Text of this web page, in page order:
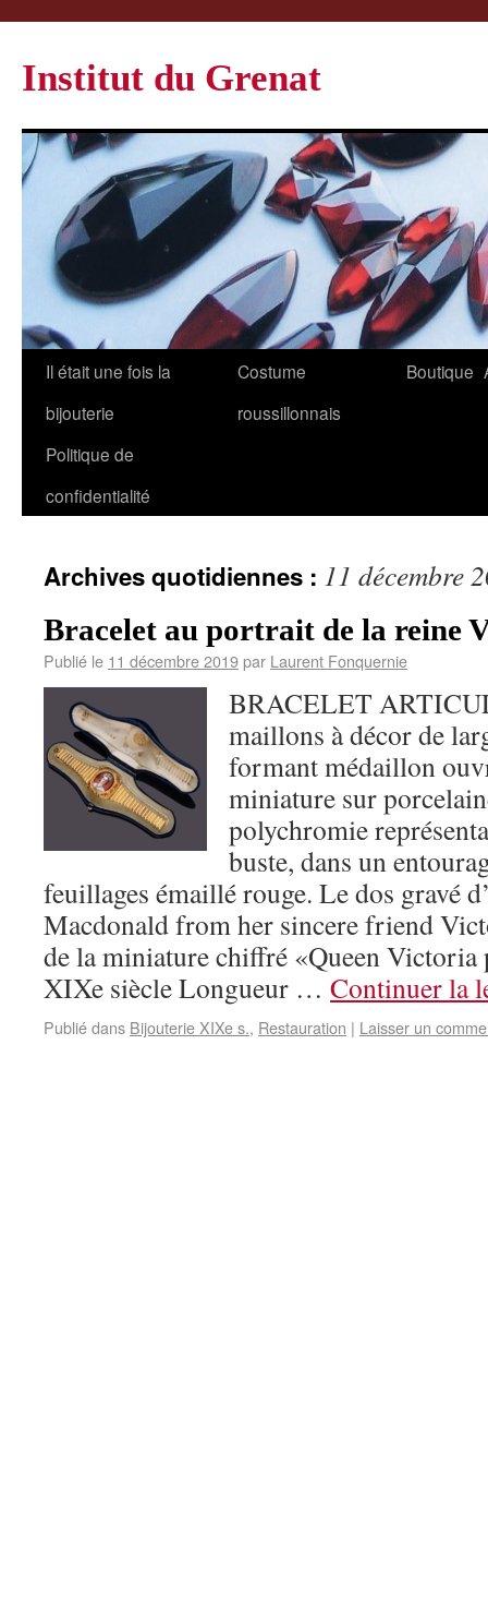
Institut du Grenat
Il était une fois la
bijouterie
Costume
roussillonnais
Boutique
Politique de
confidentialité
Archives quotidiennes : 11 décembre
Bracelet au portrait de la reine
Publié le 11 décembre 2019par Laurent Fonquernie
BRACELET
maillons à décor de
formant médaillon
miniature sur
polychromie
buste, dans un
feuillages émaillé rouge. Le dos gravé
Macdonald from her sincere friend
de la miniature chiffré «Queen
XIXe siècle Longueur … Continuer la
Publié dans Bijouterie XIXe s., Restauration | Laisser un